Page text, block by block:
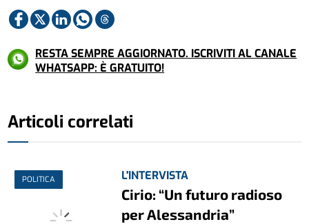
RESTA SEMPRE AGGIORNATO. ISCRIVITI AL CANALE
WHATSAPP: È GRATUITO!
Articoli correlati
POLITICA L'INTERVISTA
Cirio: “Un futuro radioso
per Alessandria”